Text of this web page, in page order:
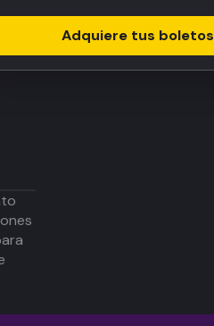
Adquiere tus boletos